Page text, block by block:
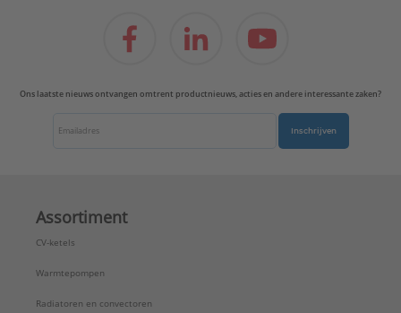
Ons laatste nieuws ontvangen omtrent productnieuws, acties en andere interessante zaken?
Inschrijven
Assortiment
CV-ketels
Warmtepompen
Radiatoren en convectoren